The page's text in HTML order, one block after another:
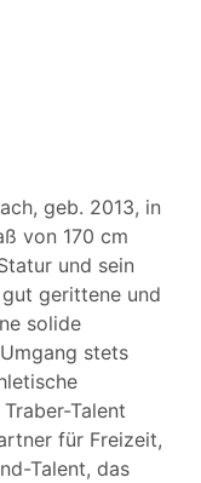
geb. 2013, in
von 170 cm
und sein
gerittene und
solide
stets
Talent
für Freizeit,
Talent, das